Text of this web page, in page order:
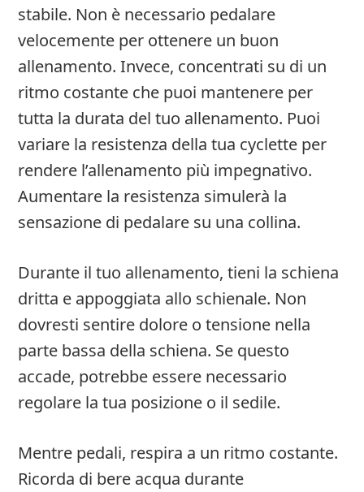
stabile. Non è necessario pedalare
velocemente per ottenere un buon
allenamento. Invece, concentrati su di un
ritmo costante che puoi mantenere per
tutta la durata del tuo allenamento. Puoi
variare la resistenza della tua cyclette per
rendere l’allenamento più impegnativo.
Aumentare la resistenza simulerà la
sensazione di pedalare su una collina.
Durante il tuo allenamento, tieni la schiena
dritta e appoggiata allo schienale. Non
dovresti sentire dolore o tensione nella
parte bassa della schiena. Se questo
accade, potrebbe essere necessario
regolare la tua posizione o il sedile.
Mentre pedali, respira a un ritmo costante.
Ricorda di bere acqua durante